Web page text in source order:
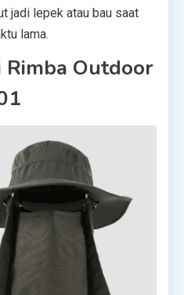
jadi lepek atau bau saat
lama.
Rimba Outdoor